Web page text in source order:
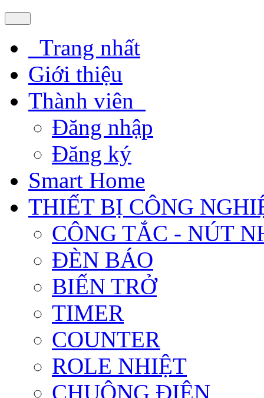
Trang nhất
Giới thiệu
Thành viên
Đăng nhập
Đăng ký
Smart Home
THIẾT BỊ CÔNG
CÔNG TẮC - NÚT
ĐÈN BÁO
BIẾN TRỞ
TIMER
COUNTER
ROLE NHIỆT
CHUÔNG ĐIỆN